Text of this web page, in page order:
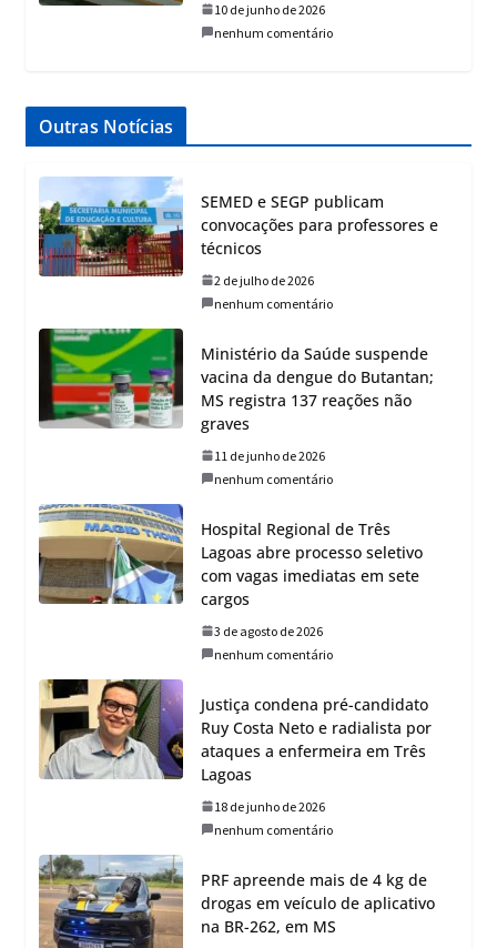
10 de junho de 2026
nenhum comentário
Outras Notícias
SEMED e SEGP publicam
convocações para professores e
técnicos
2 de julho de 2026
nenhum comentário
Ministério da Saúde suspende
vacina da dengue do Butantan;
MS registra 137 reações não
graves
11 de junho de 2026
nenhum comentário
Hospital Regional de Três
Lagoas abre processo seletivo
com vagas imediatas em sete
cargos
3 de agosto de 2026
nenhum comentário
Justiça condena pré-candidato
Ruy Costa Neto e radialista por
ataques a enfermeira em Três
Lagoas
18 de junho de 2026
nenhum comentário
PRF apreende mais de 4 kg de
drogas em veículo de aplicativo
na BR-262, em MS